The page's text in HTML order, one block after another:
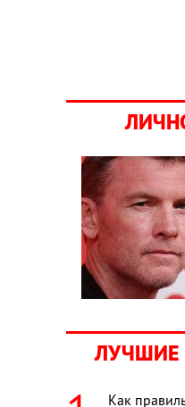
ЛУЧШИЕ
Как